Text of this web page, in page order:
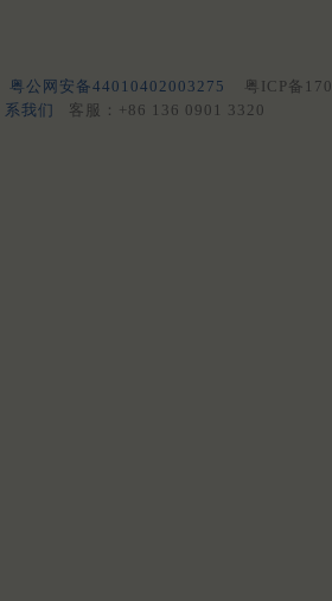
粤公网安备44010402003275 粤ICP备
系我们
客服：+86 136 0901 3320